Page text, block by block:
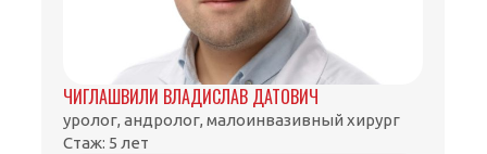
ЧИГЛАШВИЛИ ВЛАДИСЛАВ ДАТОВИЧ
уролог, андролог, малоинвазивный хирург
Стаж: 5 лет